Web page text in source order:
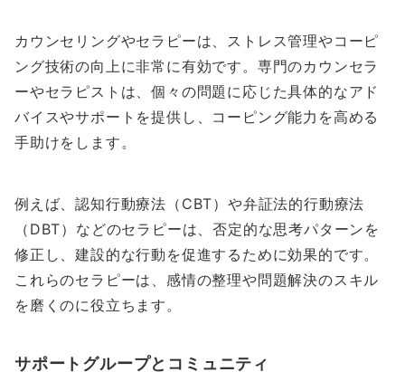
カウンセリングやセラピーは、ストレス管理やコーピ
ング技術の向上に非常に有効です。専門のカウンセラ
ーやセラピストは、個々の問題に応じた具体的なアド
バイスやサポートを提供し、コーピング能力を高める
手助けをします。
例えば、認知行動療法（CBT）や弁証法的行動療法
（DBT）などのセラピーは、否定的な思考パターンを
修正し、建設的な行動を促進するために効果的です。
これらのセラピーは、感情の整理や問題解決のスキル
を磨くのに役立ちます。
サポートグループとコミュニティ